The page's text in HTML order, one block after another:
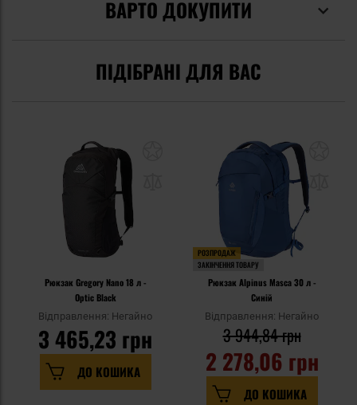
ВАРТО ДОКУПИТИ
ПІДІБРАНІ ДЛЯ ВАС
Рюкзак Gregory Nano 18 л -
Optic Black
Відправлення: Негайно
3 465,23 грн
ДО КОШИКА
РОЗПРОДАЖ
ЗАКІНЧЕННЯ ТОВАРУ
Рюкзак Alpinus Masca 30 л -
Синій
Відправлення: Негайно
2 278,06 грн
3 944,84 грн
ДО КОШИКА